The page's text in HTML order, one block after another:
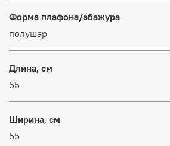
Форма плафона/абажура
полушар
Длина, см
55
Ширина, см
55